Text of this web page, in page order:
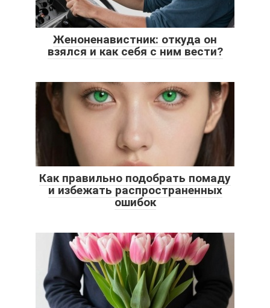
Женоненавистник: откуда он
взялся и как себя с ним вести?
Как правильно подобрать помаду
и избежать распространенных
ошибок